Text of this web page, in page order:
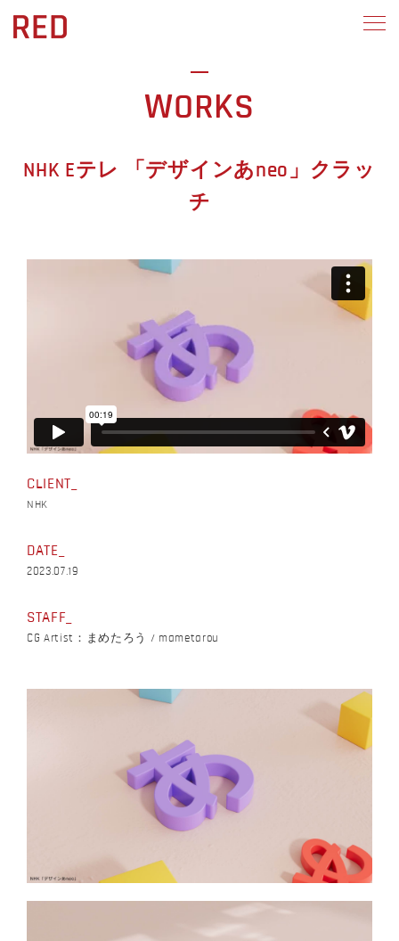
WORKS
NHK Eテレ 「デザインあneo」クラッ
チ
CLIENT
NHK
DATE
2023.07.19
STAFF
CG Artist：まめたろう / mametarou